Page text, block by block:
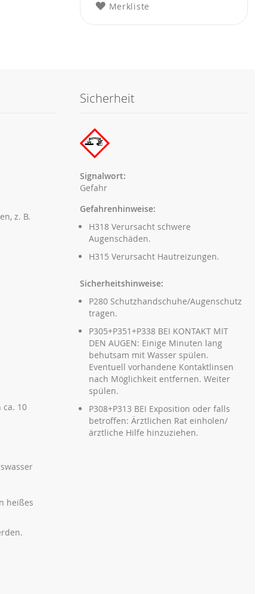
Merkliste
z. B.
ca. 10
heißes
Sicherheit
Signalwort:
Gefahr
Gefahrenhinweise:
H318 Verursacht schwere
Augenschäden.
H315 Verursacht Hautreizungen.
Sicherheitshinweise:
P280 Schutzhandschuhe/Augenschutz
tragen.
P305+P351+P338 BEI KONTAKT MIT
DEN AUGEN: Einige Minuten lang
behutsam mit Wasser spülen.
Eventuell vorhandene Kontaktlinsen
nach Möglichkeit entfernen. Weiter
spülen.
P308+P313 BEI Exposition oder falls
betroffen: Ärztlichen Rat einholen/
ärztliche Hilfe hinzuziehen.